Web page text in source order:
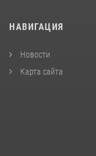
НАВИГАЦИЯ
Новости
Карта сайта